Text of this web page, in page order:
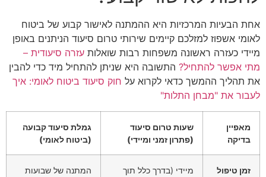
אחת הבעיות המרכזיות היא ההמתנה לאישור קבוע של ביטוח
לאומי אשפוז למזלכם קיימים שירותי טרום סיעוד הניתנים באופן
מיידי כעזרה ראשונה משפחות רבות שואלות עזרה סיעודית –
מתי אפשר להתחיל? התשובה היא שניתן להתחיל מיד כדי להבין
את תהליך ההמשך כדאי לקרוא על חוק סיעוד ביטוח לאומי: איך
לעבור את "מבחן התלות"
מאפיין
בדיקה
שעות טרום סיעוד
(פתרון זמני ומיידי)
גמלת סיעוד קבועה
(ביטוח לאומי)
זמן טיפול מיידי (בדרך כלל תוך המתנה של שבועות